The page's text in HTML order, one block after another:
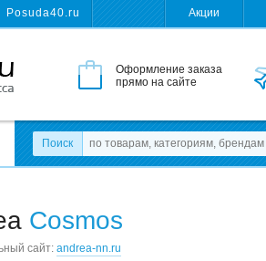
Posuda40.ru Акции
Оформление заказа
прямо на сайте
Поиск
Cosmos
сайт: andrea-nn.ru